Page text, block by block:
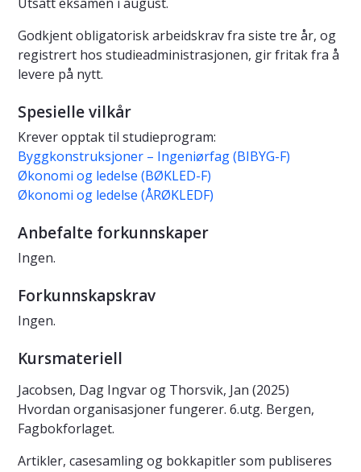
Godkjent obligatorisk arbeidskrav fra siste tre år, og
registrert hos studieadministrasjonen, gir fritak fra å
levere på nytt.
Spesielle vilkår
Krever opptak til studieprogram:
Byggkonstruksjoner – Ingeniørfag (BIBYG-F)
Økonomi og ledelse (BØKLED-F)
Økonomi og ledelse (ÅRØKLEDF)
Anbefalte forkunnskaper
Ingen.
Forkunnskapskrav
Ingen.
Kursmateriell
Jacobsen, Dag Ingvar og Thorsvik, Jan (2025)
Hvordan organisasjoner fungerer. 6.utg. Bergen,
Fagbokforlaget.
Artikler, casesamling og bokkapitler som publiseres